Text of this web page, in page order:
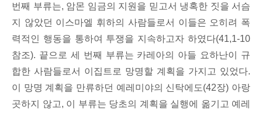
번째 부류는, 암몬 임금의 지원을 믿고서 냉혹한 짓을 서슴
지 않았던 이스마엘 휘하의 사람들로서 이들은 오히려 폭
력적인 행동을 통하여 투쟁을 지속하고자 하였다(41,1-10
참조). 끝으로 세 번째 부류는 카레아의 아들 요하난이 규
합한 사람들로서 이집트로 망명할 계획을 가지고 있었다.
이 망명 계획을 만류하던 예레미야의 신탁에도(42장) 아랑
곳하지 않고, 이 부류는 당초의 계획을 실행에 옮기고 예레